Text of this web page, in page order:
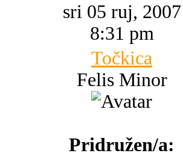
sri 05 ruj, 2007
8:31 pm
Točkica
Felis Minor
Pridružen/a: